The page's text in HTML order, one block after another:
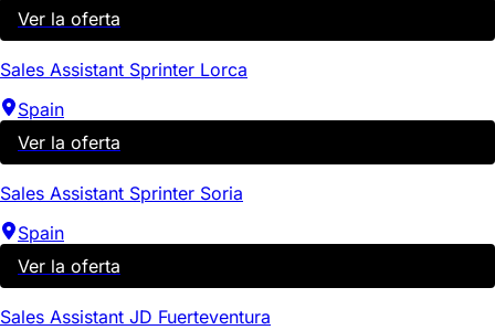
Ver la oferta
Sales Assistant Sprinter Lorca
Spain
Ver la oferta
Sales Assistant Sprinter Soria
Spain
Ver la oferta
Sales Assistant JD Fuerteventura